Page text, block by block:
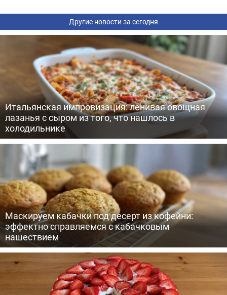
Другие новости за сегодня
Итальянская импровизация: ленивая овощная
лазанья с сыром из того, что нашлось в
холодильнике
Маскируем кабачки под десерт из кофейни:
эффектно справляемся с кабачковым
нашествием